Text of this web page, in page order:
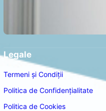
Legale
Termeni și Condiții
Politica de Confidențialitate
Politica de Cookies